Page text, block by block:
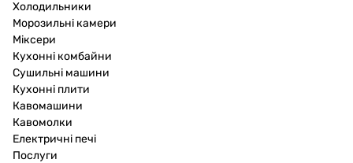
Холодильники
Морозильні камери
Міксери
Кухонні комбайни
Сушильні машини
Кухонні плити
Кавомашини
Кавомолки
Електричні печі
Послуги